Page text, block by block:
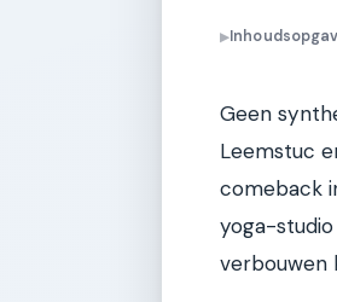
▶
Geen
Leemstuc
comeback
yoga-
verbouwen